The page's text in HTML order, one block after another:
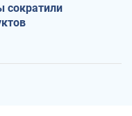
сократили